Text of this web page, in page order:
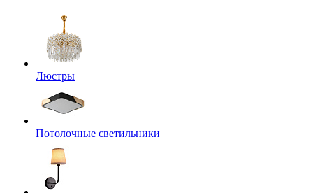
Люстры
Потолочные светильники